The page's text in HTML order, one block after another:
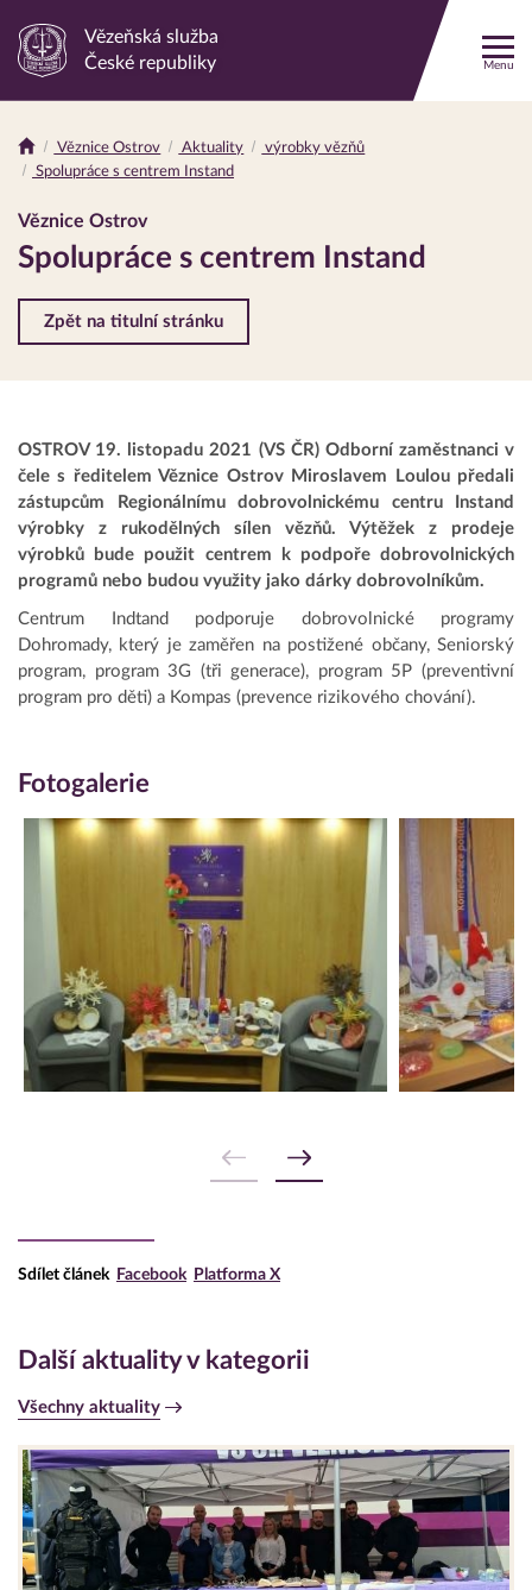
Odkaz
stránku
Vězeňská služba
České republiky
Menu
Drobečková
Věznice Ostrov Aktuality
výrobky vězňů
Spolupráce s centrem Instand
Věznice Ostrov
Spolupráce s centrem Instand
Zpět na titulní stránku
OSTROV 19. listopadu 2021 (VS ČR) Odborní zaměstnanci v
čele s ředitelem Věznice Ostrov Miroslavem Loulou předali
zástupcům Regionálnímu dobrovolnickému centru Instand
výrobky z rukodělných sílen vězňů. Výtěžek z prodeje
výrobků bude použit centrem k podpoře dobrovolnických
programů nebo budou využity jako dárky dobrovolníkům.
Centrum Indtand podporuje dobrovolnické programy
Dohromady, který je zaměřen na postižené občany, Seniorský
program, program 3G (tři generace), program 5P (preventivní
program pro děti) a Kompas (prevence rizikového chování).
Fotogalerie
Sdílet článek Facebook Platforma X
Další aktuality v kategorii
Všechny aktuality